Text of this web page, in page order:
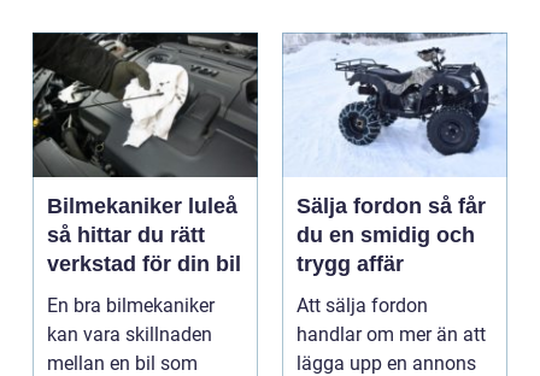
Bilmekaniker luleå
så hittar du rätt
verkstad för din bil
En bra bilmekaniker
kan vara skillnaden
mellan en bil som
Sälja fordon så får
du en smidig och
trygg affär
Att sälja fordon
handlar om mer än att
lägga upp en annons